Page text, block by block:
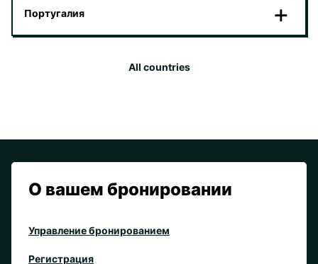
Португалия
All countries
О вашем бронировании
Управление бронированием
Регистрация